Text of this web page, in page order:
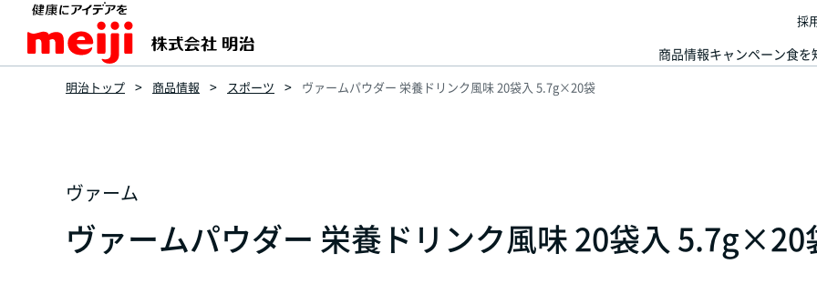
商品情報キャンペーン食を
採
明治トップ 商品情報 スポーツ ヴァームパウダー 栄養ドリンク風味 20袋入 5.7g×20袋
ヴァーム
ヴァームパウダー 栄養ドリンク風味 20袋入 5.7g×20